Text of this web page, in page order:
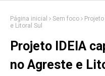
Página inicial Sem foco
e Litoral Sul
Projeto IDEIA
no Agreste e